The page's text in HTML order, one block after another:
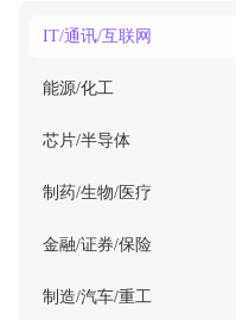
IT/通讯/互联网
能源/化工
芯片/半导体
制药/生物/医疗
金融/证券/保险
制造/汽车/重工